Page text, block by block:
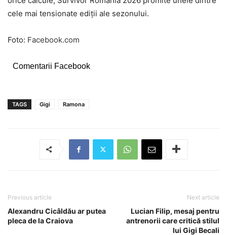
cele mai tensionate ediții ale sezonului.
Foto: Facebook.com
Comentarii Facebook
TAGS Gigi Ramona
Previous article
Alexandru Cicâldău ar putea
pleca de la Craiova
Next article
Lucian Filip, mesaj pentru
antrenorii care critică stilul
lui Gigi Becali